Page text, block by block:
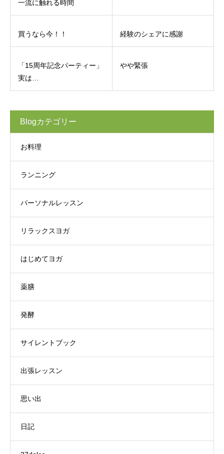
一流に触れる時間
買うなら今！！ 経験のシェアに感謝
「15周年記念パーティー」
実は…
やや緊張
Blogカテゴリー
お料理
ランニング
パーソナルレッスン
リラックスヨガ
はじめてヨガ
薬膳
発酵
サイレントブック
出張レッスン
思い出
日記